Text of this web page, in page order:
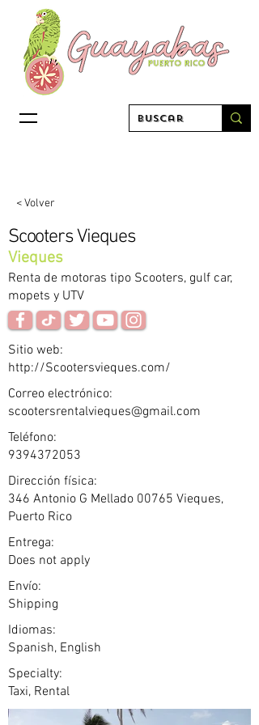
< Volver
Scooters Vieques
Vieques
Renta de motoras tipo Scooters, gulf car,
mopets y UTV
Sitio web:
http://Scootersvieques.com/
Correo electrónico:
scootersrentalvieques@gmail.com
Teléfono:
9394372053
Dirección física:
346 Antonio G Mellado 00765 Vieques,
Puerto Rico
Entrega:
Does not apply
Envío:
Shipping
Idiomas:
Spanish, English
Specialty:
Taxi, Rental